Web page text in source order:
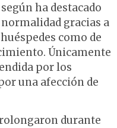
ha destacado
gracias a
como de
Únicamente
por los
una afección de
durante